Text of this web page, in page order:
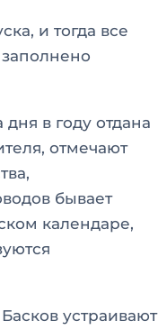
и тогда все
в году отдана
отмечают
бывает
календаре,
устраивают